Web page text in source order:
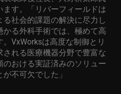
す。「リバーフィールドは
る社会的課題の解決に尽力し
る外科手術では、極めて高
VxWorksは高度な制御とリ
れる医療機器分野で豊富な
おける実証済みのソリュー
不可欠でした」